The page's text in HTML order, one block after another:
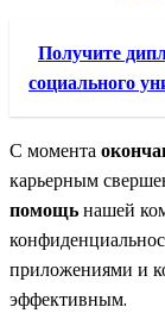
Получите
социального
С момента
карьерным
помощьнашей
приложениями и
эффективным.